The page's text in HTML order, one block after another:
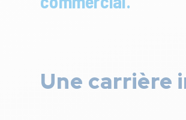
Une carrière